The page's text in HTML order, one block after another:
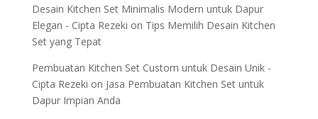
Desain Kitchen Set Minimalis Modern untuk Dapur
Elegan - Cipta Rezeki on Tips Memilih Desain Kitchen
Set yang Tepat
Pembuatan Kitchen Set Custom untuk Desain Unik -
Cipta Rezeki on Jasa Pembuatan Kitchen Set untuk
Dapur Impian Anda